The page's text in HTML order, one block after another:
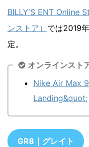
BILLY'S ENT Online
ンストア） では2019
定。
オンラインスト
Nike Air Max
Landing&quot;
GR8｜グレイト